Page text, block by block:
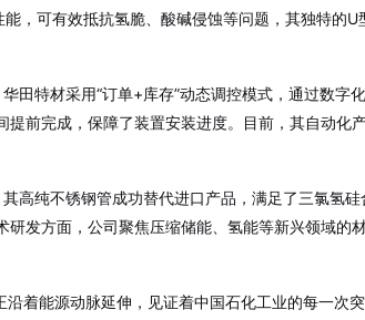
，可有效抵抗氢脆、酸碱侵蚀等问题，其独特的
特材采用“订单+库存”动态调控模式，通过数字
提前完成，保障了装置安装进度。目前，其自动化
高纯不锈钢管成功替代进口产品，满足了三氯氢
研发方面，公司聚焦压缩储能、氢能等新兴领域的
着能源动脉延伸，见证着中国石化工业的每一次